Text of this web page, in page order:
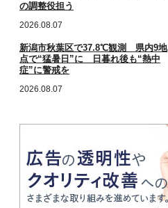
の調整役担う
2026.08.07
新潟市秋葉区で37.8℃観測 県内9地
点で“猛暑日”に 日暮れ後も“熱中
症”に警戒を
2026.08.07